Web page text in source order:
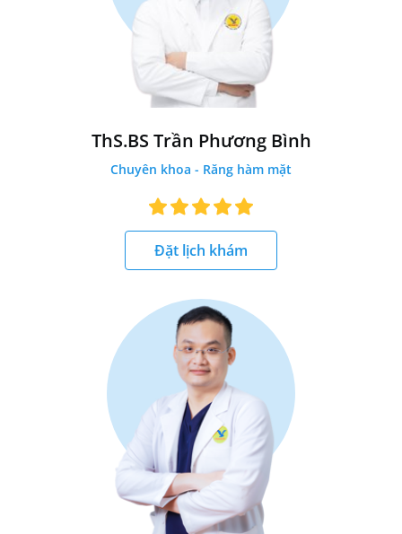
ThS.BS Trần Phương Bình
Chuyên khoa - Răng hàm mặt
Đặt lịch khám